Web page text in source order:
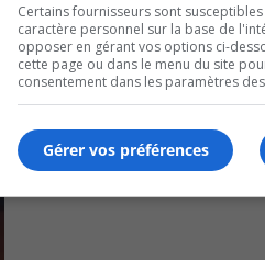
Certains fournisseurs sont
caractère personnel sur la base de
opposer en gérant vos options ci-
cette page ou dans le menu du site
consentement dans les paramètres
Gérer vos préférences